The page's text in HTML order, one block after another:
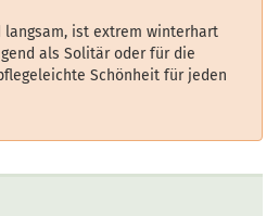
langsam, ist extrem winterhart
als Solitär oder für die
Schönheit für jeden